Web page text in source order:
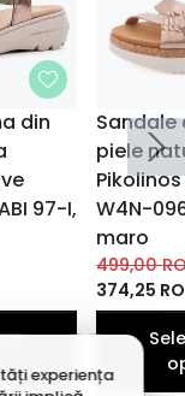
din
97-I,
Sandale
piele
Pikolinos
W4N-
maro
499,00
374,25
experiența